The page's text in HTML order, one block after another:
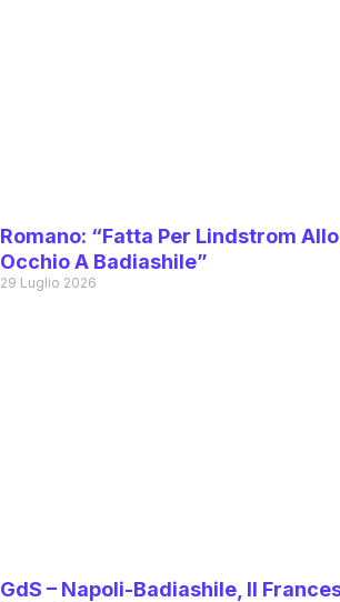
Romano: “Fatta Per Lindstrom
Occhio A Badiashile”
29 Luglio 2026
GdS – Napoli-Badiashile, Il